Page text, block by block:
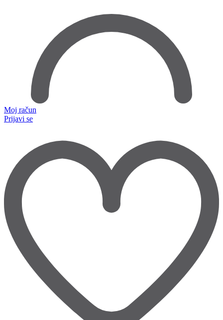
Moj račun
Prijavi se